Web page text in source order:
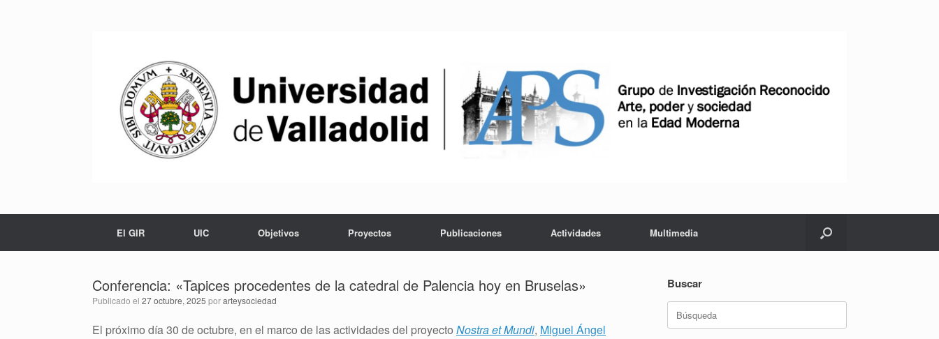
El GIR UIC Objetivos Proyectos Publicaciones Actividades Multimedia
Conferencia: «Tapices procedentes de la catedral de Palencia hoy en Bruselas»
Publicado el 27 octubre, 2025 porarteysociedad
El próximo día 30 de octubre, en el marco de las actividades del proyecto Nostra et Mundi, Miguel Ángel
Buscar
Buscar: